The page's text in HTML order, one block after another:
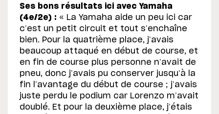
Ses bons résultats ici avec Yamaha
(4e/2e) : « La Yamaha aide un peu ici car
c’est un petit circuit et tout s’enchaîne
bien. Pour la quatrième place, j’avais
beaucoup attaqué en début de course, et
en fin de course plus personne n’avait de
pneu, donc j’avais pu conserver jusqu’à la
fin l’avantage du début de course ; j’avais
juste perdu le podium car Lorenzo m’avait
doublé. Et pour la deuxième place, j’étais